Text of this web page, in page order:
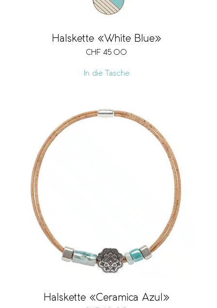
Halskette «White Blue»
CHF 45.00
In die Tasche
Halskette «Ceramica Azul»